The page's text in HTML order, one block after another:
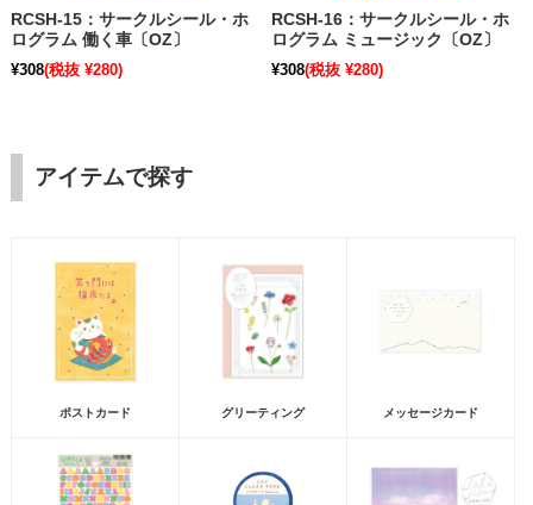
RCSH-15：サークルシール・ホ
ログラム 働く車〔OZ〕
¥308(税抜 ¥280)
RCSH-16：サークルシール・ホ
ログラム ミュージック〔OZ〕
¥308(税抜 ¥280)
アイテムで探す
ポストカード グリーティング メッセージカード